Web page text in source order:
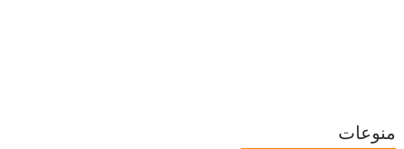
منوعات